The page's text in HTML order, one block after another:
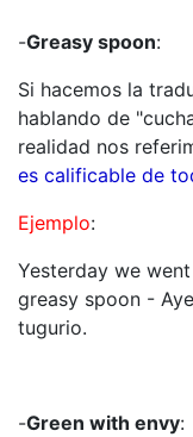
-Greasy spoon:
Si hacemos la
hablando de
realidad nos
es calificable de
Ejemplo:
Yesterday we
greasy spoon -
tugurio.
-Green with envy: